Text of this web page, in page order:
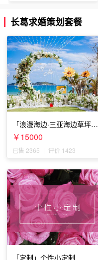
长葛求婚策划套餐
「浪漫海边·三亚海边草坪浪
漫求婚」
￥15000
已售 2365 | 评价 1423
「定制」个性小定制